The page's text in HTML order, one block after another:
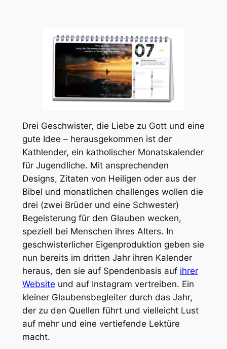
Drei Geschwister, die Liebe zu Gott und eine
gute Idee – herausgekommen ist der
Kathlender, ein katholischer Monatskalender
für Jugendliche. Mit ansprechenden
Designs, Zitaten von Heiligen oder aus der
Bibel und monatlichen challenges wollen die
drei (zwei Brüder und eine Schwester)
Begeisterung für den Glauben wecken,
speziell bei Menschen ihres Alters. In
geschwisterlicher Eigenproduktion geben sie
nun bereits im dritten Jahr ihren Kalender
heraus, den sie auf Spendenbasis auf ihrer
Website und auf Instagram vertreiben. Ein
kleiner Glaubensbegleiter durch das Jahr,
der zu den Quellen führt und vielleicht Lust
auf mehr und eine vertiefende Lektüre
macht.